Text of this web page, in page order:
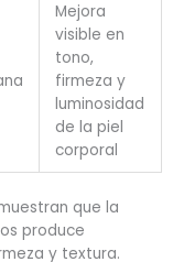
Mejora
visible en
tono,
firmeza y
luminosidad
de la piel
corporal
que la
produce
y textura.